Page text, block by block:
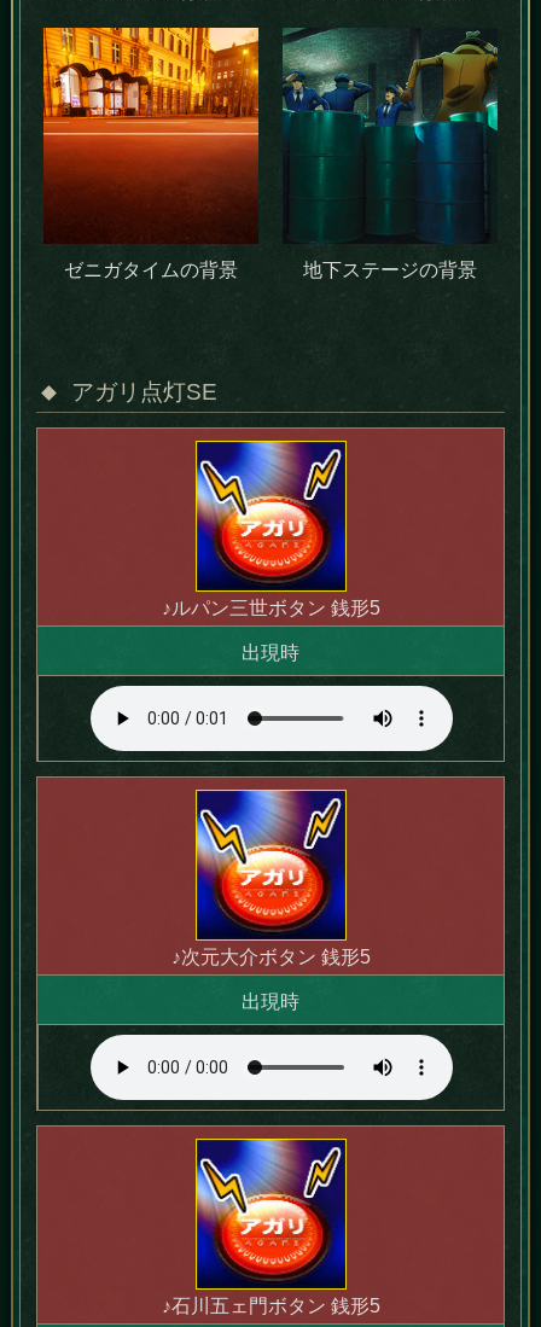
ゼニガタイムの背景 地下ステージの背景
アガリ点灯SE
♪ルパン三世ボタン 銭形5
出現時
♪次元大介ボタン 銭形5
出現時
♪石川五ェ門ボタン 銭形5